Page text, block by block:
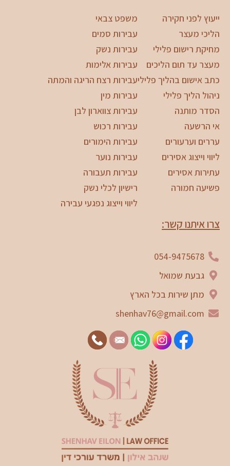
ייעוץ לפני חקירה
הליכי מעצר
מחיקת רישום פלילי
מעצר עד תום הליכים
כתב אישום בהליך פלילי
ניהול הליך פלילי
הסדר מותנה
אי הרשעה
עררים וערעורים
ליווי וייצוג אסירים
עתירות אסירים
פשיעה חמורה
משפט צבאי
עבירות סמים
עבירות נשק
עבירות אלימות
עבירות רצח הריגה והמתה
עבירות מין
עבירות צווארון לבן
עבירות רכוש
עבירות הימורים
עבירות נוער
עבירות תעבורה
רישיון לכלי נשק
ליווי וייצוג נפגעי עבירה
צרו איתנו קשר:
054-9475678
גבעת שמואל
מתן שירות בכל הארץ
shenhav76@gmail.com